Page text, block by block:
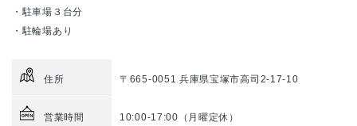
・駐車場３台分
・駐輪場あり
住所 〒665-0051 兵庫県宝塚市高司2-17-10
営業時間 10:00-17:00（月曜定休）